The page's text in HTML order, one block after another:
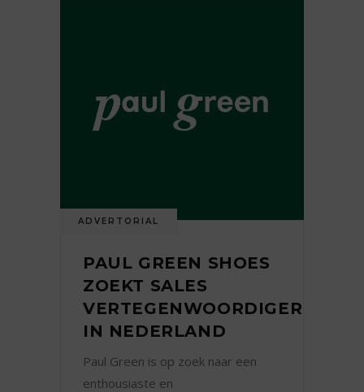
ADVERTORIAL
PAUL GREEN SHOES
ZOEKT SALES
VERTEGENWOORDIGER
IN NEDERLAND
Paul Green is op zoek naar een
enthousiaste en